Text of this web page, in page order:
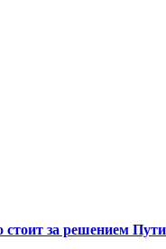
за решением